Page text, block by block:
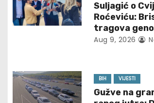
n
a
i
g
Suljagić o
Roćeviću:
tragova
Aug 9, 2026
BIH VIJESTI
Gužve na